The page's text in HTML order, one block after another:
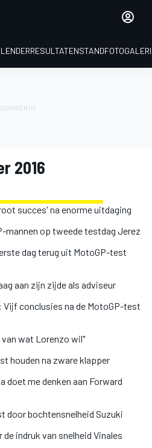
RESULTATENSTAND
2016
succes' na enorme uitdaging
mannen op tweede testdag Jerez
dag terug uit MotoGP-test
aan zijn zijde als adviseur
Vijf conclusies na de MotoGP-test
wat Lorenzo wil"
houden na zware klapper
doet me denken aan Forward
door bochtensnelheid Suzuki
indruk van snelheid Vinales